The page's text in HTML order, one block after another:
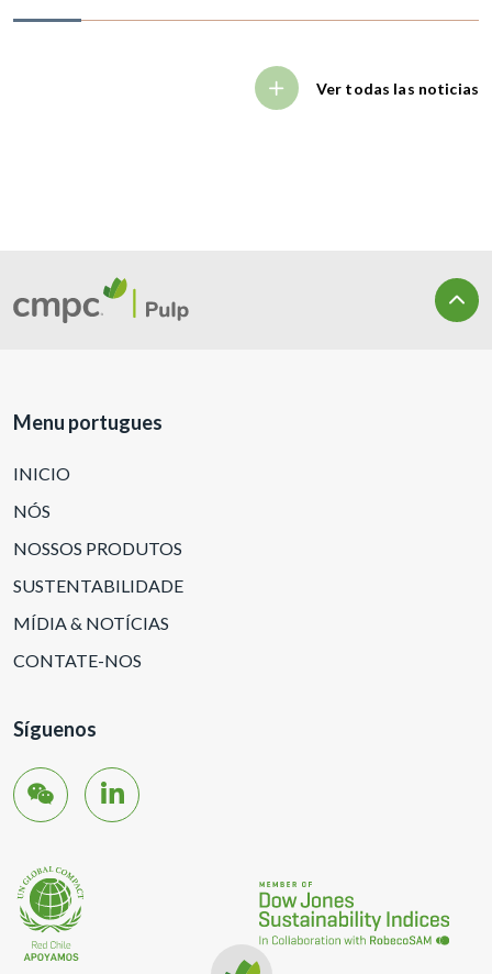
Ver todas las noticias
Menu portugues
INICIO
NÓS
NOSSOS PRODUTOS
SUSTENTABILIDADE
MÍDIA & NOTÍCIAS
CONTATE-NOS
Síguenos